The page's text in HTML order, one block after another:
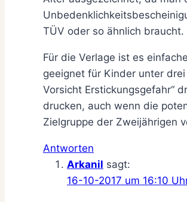
TÜV oder so ähnlich braucht.
Für die Verlage ist es
geeignet für Kinder unter
Vorsicht Erstickungsgefahr“
drucken, auch wenn die
Zielgruppe der Zweijährigen
Antworten
Arkanil sagt:
16-10-2017 um 16:10